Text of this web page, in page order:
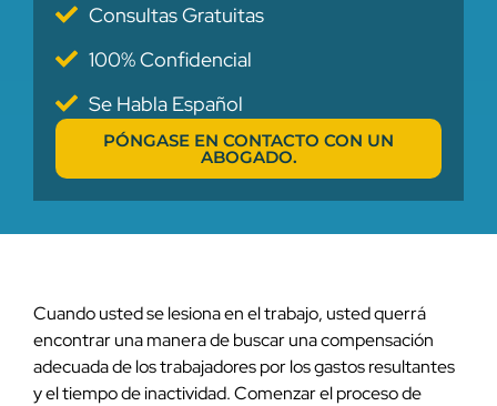
Consultas Gratuitas
100% Confidencial
Se Habla Español
PÓNGASE EN CONTACTO CON UN
ABOGADO.
Cuando usted se lesiona en el trabajo, usted querrá
encontrar una manera de buscar una compensación
adecuada de los trabajadores por los gastos resultantes
y el tiempo de inactividad. Comenzar el proceso de